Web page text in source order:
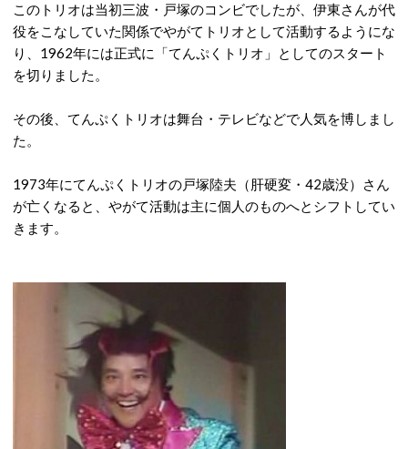
このトリオは当初三波・戸塚のコンビでしたが、伊東さんが代
役をこなしていた関係でやがてトリオとして活動するようにな
り、1962年には正式に「てんぷくトリオ」としてのスタート
を切りました。
その後、てんぷくトリオは舞台・テレビなどで人気を博しまし
た。
1973年にてんぷくトリオの戸塚陸夫（肝硬変・42歳没）さん
が亡くなると、やがて活動は主に個人のものへとシフトしてい
きます。